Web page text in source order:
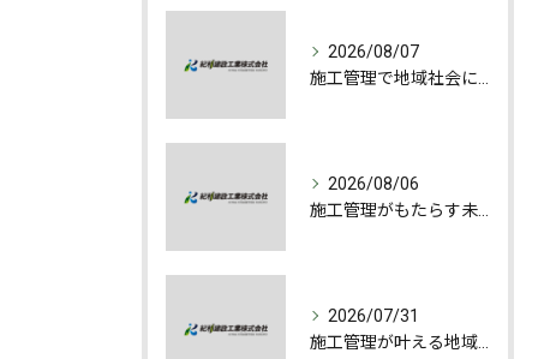
2026/08/07
2026/08/06
2026/07/31